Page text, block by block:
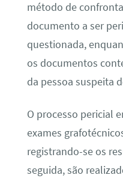
método de
documento a ser
questionada,
os documentos
da pessoa suspeita
O processo pericial
exames
registrando-se os
seguida, são